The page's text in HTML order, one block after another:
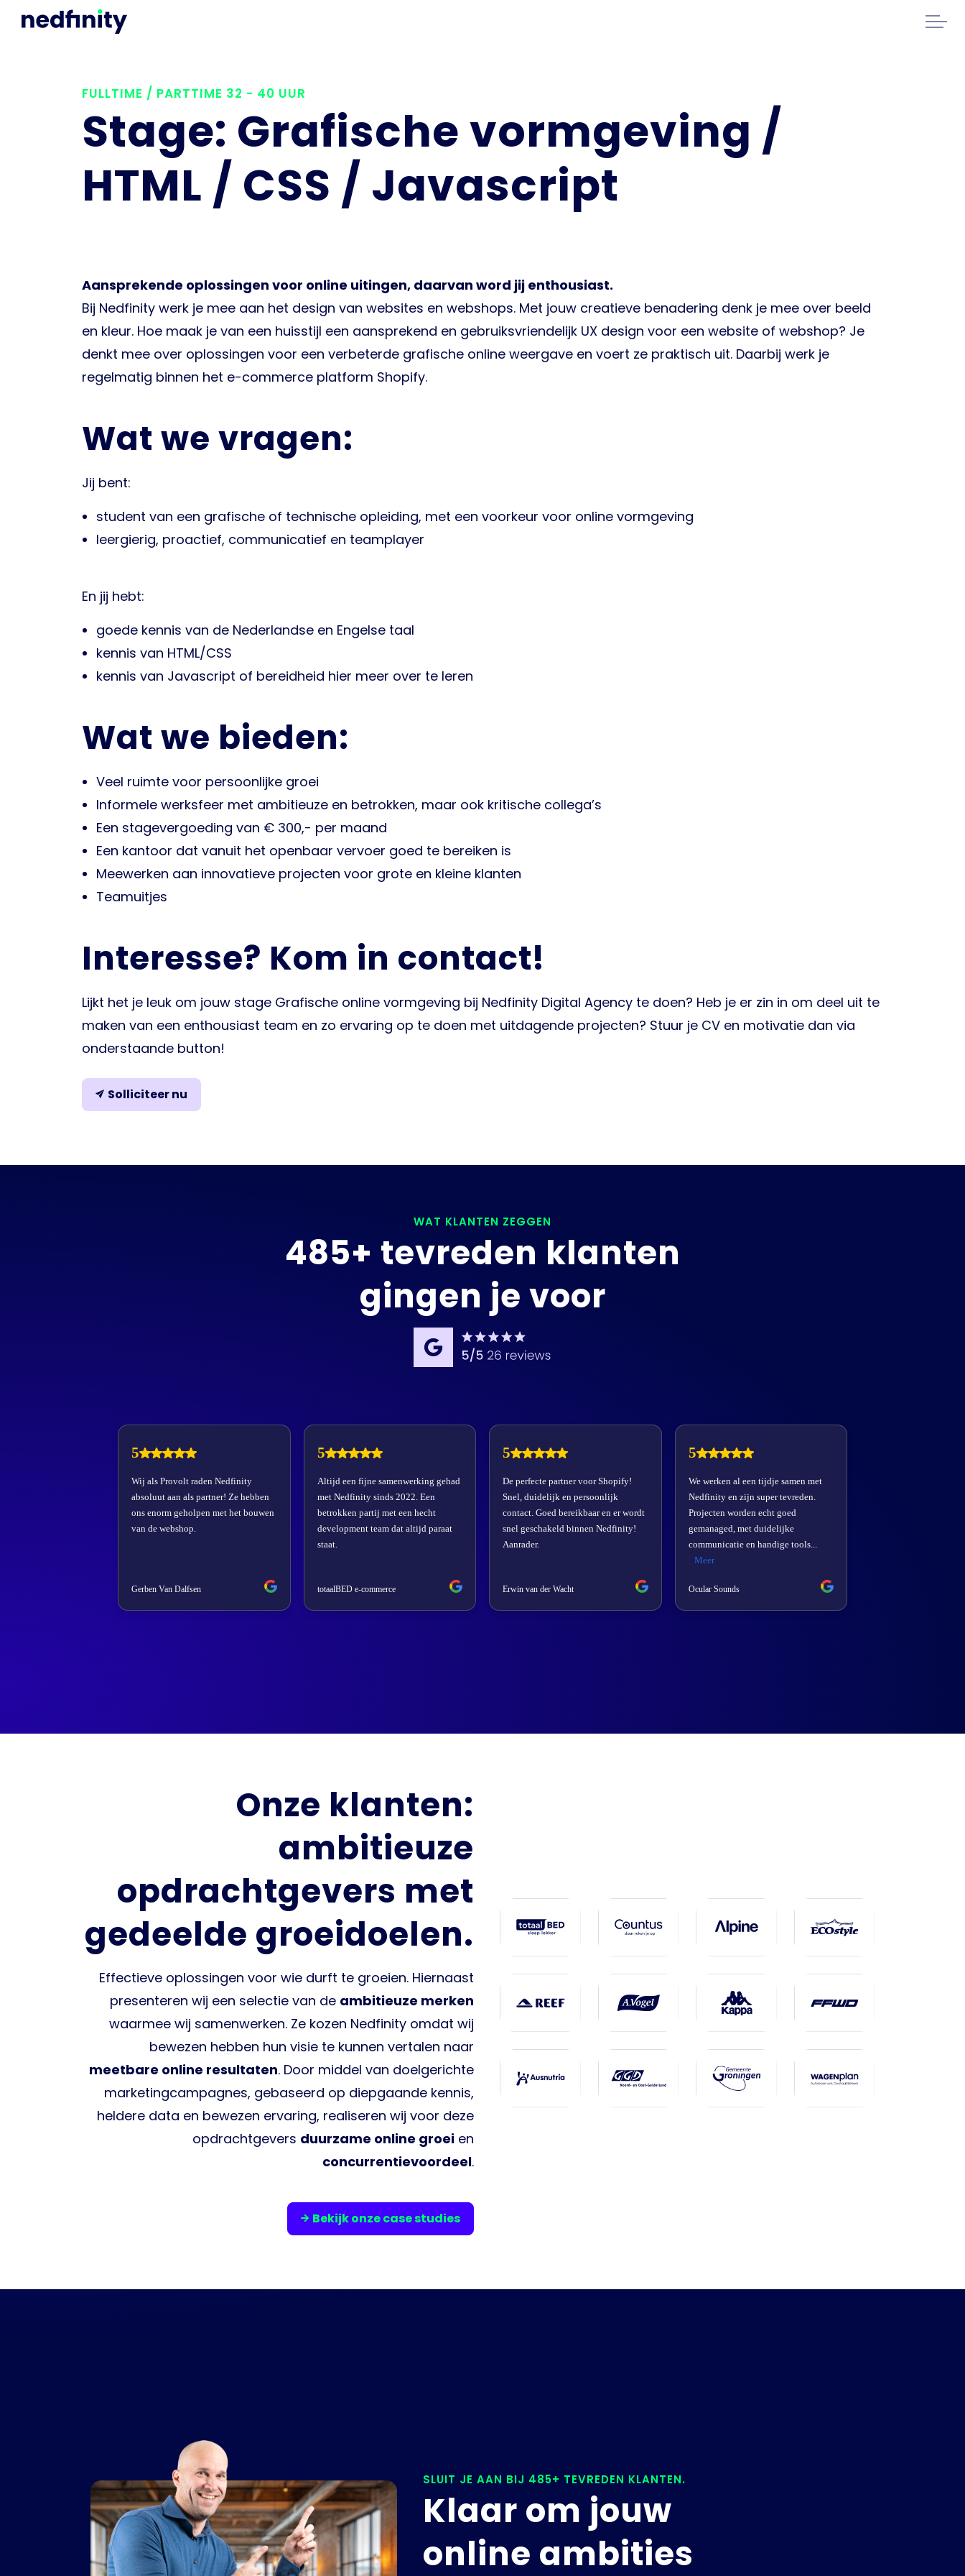
FULLTIME / PARTTIME 32 - 40 UUR
Stage: Grafische vormgeving /
HTML / CSS / Javascript
Aansprekende oplossingen voor online uitingen, daarvan word jij enthousiast.
Bij Nedfinity werk je mee aan het design van websites en webshops. Met jouw creatieve benadering denk je mee over beeld
en kleur. Hoe maak je van een huisstijl een aansprekend en gebruiksvriendelijk UX design voor een website of webshop? Je
denkt mee over oplossingen voor een verbeterde grafische online weergave en voert ze praktisch uit. Daarbij werk je
regelmatig binnen het e-commerce platform Shopify.
Wat we vragen:
Jij bent:
student van een grafische of technische opleiding, met een voorkeur voor online vormgeving
leergierig, proactief, communicatief en teamplayer
En jij hebt:
goede kennis van de Nederlandse en Engelse taal
kennis van HTML/CSS
kennis van Javascript of bereidheid hier meer over te leren
Wat we bieden:
Veel ruimte voor persoonlijke groei
Informele werksfeer met ambitieuze en betrokken, maar ook kritische collega’s
Een stagevergoeding van € 300,- per maand
Een kantoor dat vanuit het openbaar vervoer goed te bereiken is
Meewerken aan innovatieve projecten voor grote en kleine klanten
Teamuitjes
Interesse? Kom in contact!
Lijkt het je leuk om jouw stage Grafische online vormgeving bij Nedfinity Digital Agency te doen? Heb je er zin in om deel uit te
maken van een enthousiast team en zo ervaring op te doen met uitdagende projecten? Stuur je CV en motivatie dan via
onderstaande button!
Solliciteer nu
WAT KLANTEN ZEGGEN
485+ tevreden klanten
gingen je voor
Onze klanten:
ambitieuze
opdrachtgevers met
gedeelde groeidoelen.
Effectieve oplossingen voor wie durft te groeien. Hiernaast
presenteren wij een selectie van de ambitieuze merken
waarmee wij samenwerken. Ze kozen Nedfinity omdat wij
bewezen hebben hun visie te kunnen vertalen naar
meetbare online resultaten. Door middel van doelgerichte
marketingcampagnes, gebaseerd op diepgaande kennis,
heldere data en bewezen ervaring, realiseren wij voor deze
opdrachtgevers duurzame online groei en
concurrentievoordeel.
Bekijk onze case studies
SLUIT JE AAN BIJ 485+ TEVREDEN KLANTEN.
Klaar om jouw
online ambities